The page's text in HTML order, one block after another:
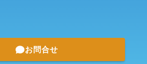
お問合せ